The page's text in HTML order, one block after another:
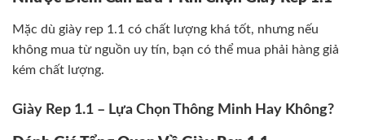
Mặc dù giày rep 1.1 có chất lượng khá tốt, nhưng nếu
không mua từ nguồn uy tín, bạn có thể mua phải hàng giả
kém chất lượng.
Giày Rep 1.1 – Lựa Chọn Thông Minh Hay Không?